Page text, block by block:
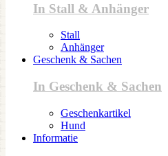
In Stall & Anhänger
Stall
Anhänger
Geschenk & Sachen
In Geschenk & Sachen
Geschenkartikel
Hund
Informatie